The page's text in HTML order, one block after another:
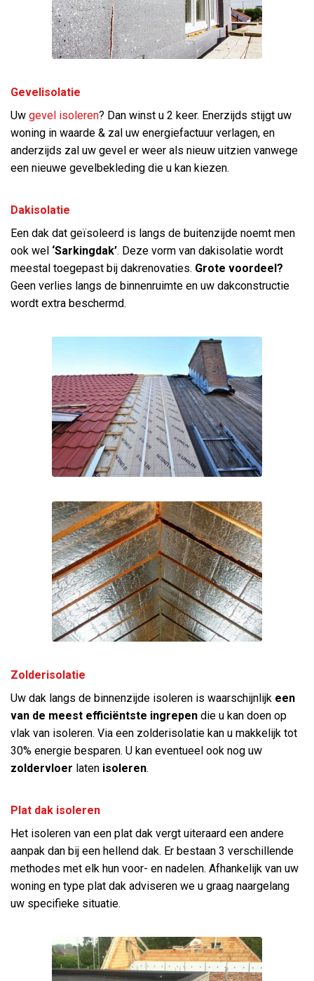
Gevelisolatie
Uw gevel isoleren? Dan winst u 2 keer. Enerzijds stijgt uw
woning in waarde & zal uw energiefactuur verlagen, en
anderzijds zal uw gevel er weer als nieuw uitzien vanwege
een nieuwe gevelbekleding die u kan kiezen.
Dakisolatie
Een dak dat geïsoleerd is langs de buitenzijde noemt men
ook wel ‘Sarkingdak’. Deze vorm van dakisolatie wordt
meestal toegepast bij dakrenovaties. Grote voordeel?
Geen verlies langs de binnenruimte en uw dakconstructie
wordt extra beschermd.
Zolderisolatie
Uw dak langs de binnenzijde isoleren is waarschijnlijk een
van de meest efficiëntste ingrepen die u kan doen op
vlak van isoleren. Via een zolderisolatie kan u makkelijk tot
30% energie besparen. U kan eventueel ook nog uw
zoldervloer laten isoleren.
Plat dak isoleren
Het isoleren van een plat dak vergt uiteraard een andere
aanpak dan bij een hellend dak. Er bestaan 3 verschillende
methodes met elk hun voor- en nadelen. Afhankelijk van uw
woning en type plat dak adviseren we u graag naargelang
uw specifieke situatie.